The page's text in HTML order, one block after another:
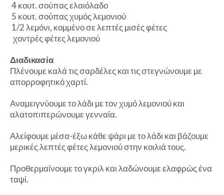
4 κουτ. σούπας ελαιόλαδο
5 κουτ. σούπας χυµός λεµονιού
1/2 λεµόνι, κοµµένο σε λεπτές µισές φέτες
χοντρές φέτες λεµονιού
Διαδικασία
Πλένουµε καλά τις σαρδέλες και τις στεγνώνουµε µε
απορροφητικό χαρτί.
Αναµειγνύουµε το λάδι µε τον χυµό λεµονιού και
αλατοπιπερώνουµε γενναία.
Αλείφουµε µέσα-έξω κάθε ψάρι µε το λάδι και βάζουµε
µερικές λεπτές φέτες λεµονιού στην κοιλιά τους.
Προθερµαίνουµε το γκριλ και λαδώνουµε ελαφρώς ένα
ταψί.